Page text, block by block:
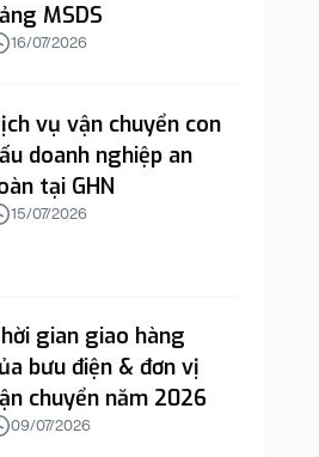
MSDS
16/07/2026
vụ vận chuyển con
doanh nghiệp an
tại GHN
15/07/2026
gian giao hàng
bưu điện & đơn vị
chuyển năm 2026
09/07/2026